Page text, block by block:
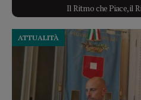
Il Ritmo che Piace, il
ATTUALITÀ